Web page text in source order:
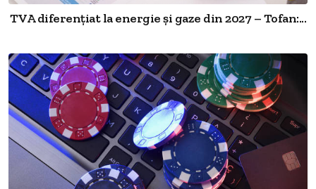
TVA diferențiat la energie și gaze din 2027 – Tofan:...